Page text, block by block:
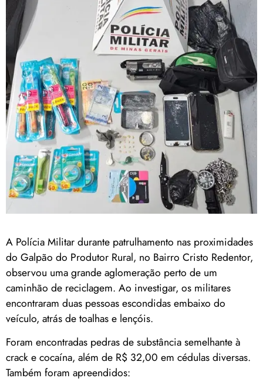
A Polícia Militar durante patrulhamento nas proximidades
do Galpão do Produtor Rural, no Bairro Cristo Redentor,
observou uma grande aglomeração perto de um
caminhão de reciclagem. Ao investigar, os militares
encontraram duas pessoas escondidas embaixo do
veículo, atrás de toalhas e lençóis.
Foram encontradas pedras de substância semelhante à
crack e cocaína, além de R$ 32,00 em cédulas diversas.
Também foram apreendidos: